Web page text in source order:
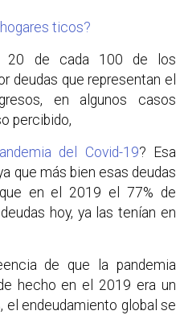
ticos?
20 de cada 100 de los
deudas que representan el
en algunos casos
percibido,
del Covid-19? Esa
que más bien esas deudas
en el 2019 el 77% de
hoy, ya las tenían en
de que la pandemia
hecho en el 2019 era un
el endeudamiento global se